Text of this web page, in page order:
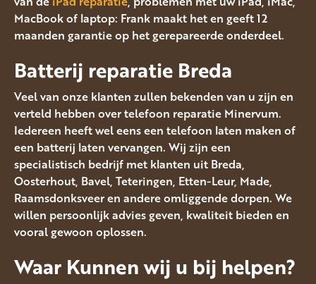
MacBook of laptop: Frank maakt het en geeft 12
maanden garantie op het gerepareerde onderdeel.
Batterij reparatie Breda
Veel van onze klanten zullen bekenden van u zijn en
verteld hebben over telefoon reparatie Minervum.
Iedereen heeft wel eens een telefoon laten maken of
een batterij laten vervangen. Wij zijn een
specialistisch bedrijf met klanten uit Breda,
Oosterhout, Bavel, Teteringen, Etten-Leur, Made,
Raamsdonksveer en andere omliggende dorpen. We
willen persoonlijk advies geven, kwaliteit bieden en
vooral gewoon oplossen.
Waar Kunnen wij u bij helpen?